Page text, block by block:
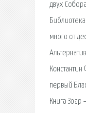
двух
много от
первый
Книга Зоар